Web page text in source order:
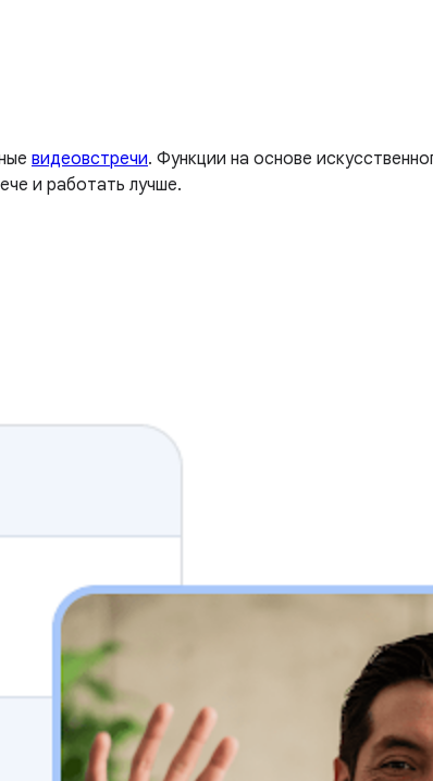
видеовстречи. Функции на основе
и работать лучше.